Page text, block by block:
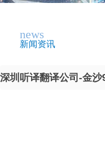
news
新闻资讯
深圳听译翻译公司-金